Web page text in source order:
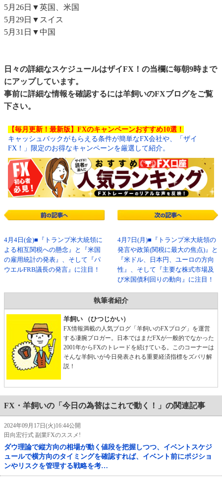
5月26日▼英国、米国
5月29日▼スイス
5月31日▼中国
日々の詳細なスケジュールはザイFX！の当欄に毎朝9時まで
にアップしています。
事前に詳細な情報を確認するには羊飼いのFXブログをご覧
下さい。
【毎月更新！最新版】FXのキャンペーンおすすめ10選！
キャッシュバックがもらえる条件が簡単なFX会社や、「ザイ
FX！」限定のお得なキャンペーンを厳選して紹介。
4月4日(金)■『トランプ米大統領に
よる相互関税への懸念』と『米国
の雇用統計の発表』、そして『パ
ウエルFRB議長の発言』に注目！
4月7日(月)■『トランプ米大統領の
発言や政策(関税に最大の焦点)』と
『米ドル、日本円、ユーロの方向
性』、そして『主要な株式市場及
び米国債利回りの動向』に注目！
執筆者紹介
羊飼い （ひつじかい）
FX情報満載の人気ブログ「羊飼いのFXブログ」を運営
する凄腕ブロガー。日本ではまだFXが一般的でなかった
2001年からFXのトレードを続けている。このコーナーは
そんな羊飼いが今日発表される重要経済指標をズバリ解
説！
FX・羊飼いの「今日の為替はこれで動く！」の関連記事
2024年09月17日(火)16:44公開
田向宏行式 副業FXのススメ!
ダウ理論で縦方向の相場が動く値段を把握しつつ、イベントスケジ
ュールで横方向のタイミングを確認すれば、イベント前にポジショ
ンやリスクを管理する戦略を考…